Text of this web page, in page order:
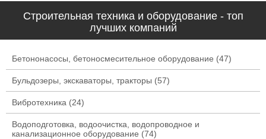
Строительная техника и оборудование - топ
лучших компаний
Бетононасосы, бетоносмесительное оборудование (47)
Бульдозеры, экскаваторы, тракторы (57)
Вибротехника (24)
Водоподготовка, водоочистка, водопроводное и
канализационное оборудование (74)